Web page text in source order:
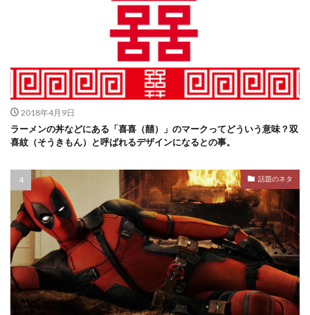
2018年4月9日
ラーメンの丼などにある「喜喜（囍）」のマークってどういう意味？双
喜紋（そうきもん）と呼ばれるデザインになるとの事。
話題のネタ